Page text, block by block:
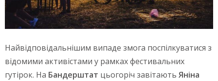
Найвідповідальнішим випаде змога поспілкуватися з
відомими активістами у рамках фестивальних
гутірок. На Бандерштат цьогоріч завітають Яніна